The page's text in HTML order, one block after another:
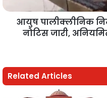
आयुष पालीक्लीनिक
नोटिस जारी,
Related Articles